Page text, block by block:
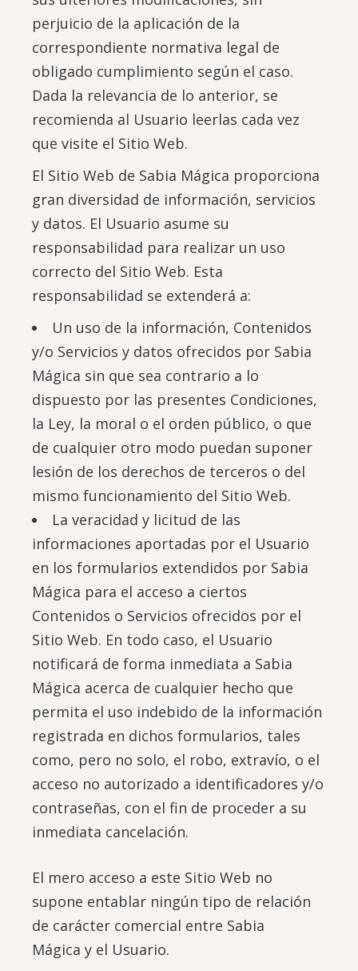
perjuicio de la aplicación de la
correspondiente normativa legal de
obligado cumplimiento según el caso.
Dada la relevancia de lo anterior, se
recomienda al Usuario leerlas cada vez
que visite el Sitio Web.
El Sitio Web de Sabia Mágica proporciona
gran diversidad de información, servicios
y datos. El Usuario asume su
responsabilidad para realizar un uso
correcto del Sitio Web. Esta
responsabilidad se extenderá a:
Un uso de la información, Contenidos
y/o Servicios y datos ofrecidos por Sabia
Mágica sin que sea contrario a lo
dispuesto por las presentes Condiciones,
la Ley, la moral o el orden público, o que
de cualquier otro modo puedan suponer
lesión de los derechos de terceros o del
mismo funcionamiento del Sitio Web.
La veracidad y licitud de las
informaciones aportadas por el Usuario
en los formularios extendidos por Sabia
Mágica para el acceso a ciertos
Contenidos o Servicios ofrecidos por el
Sitio Web. En todo caso, el Usuario
notificará de forma inmediata a Sabia
Mágica acerca de cualquier hecho que
permita el uso indebido de la información
registrada en dichos formularios, tales
como, pero no solo, el robo, extravío, o el
acceso no autorizado a identificadores y/o
contraseñas, con el fin de proceder a su
inmediata cancelación.
El mero acceso a este Sitio Web no
supone entablar ningún tipo de relación
de carácter comercial entre Sabia
Mágica y el Usuario.